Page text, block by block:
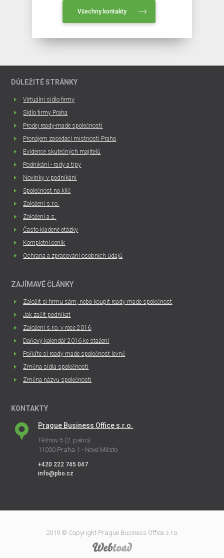
Všechny kontakty
DŮLEŽITÉ STRÁNKY
Virtuální sídlo firmy
Sídlo firmy Praha
Prodej ready-made společností
Pronájem zasedací místnosti Praha
Evidence skutečných majitelů
Podnikání - rady a tipy
Novinky v podnikání
Společnost na klíč
Založení s.r.o.
Založení a.s.
Často kladené otázky
Kompletní ceník
Ochrana a zpracování osobních údajů
ZAJÍMAVÉ ČLÁNKY
Založit si firmu sám, nebo koupit ready made společnost
Jak začít podnikat
Založení s.r.o. v roce 2016
Daňový kalendář 2016 ke stažení
Pořiďte si ready made společnost levně
Změna sídla společnosti
Změna názvu společnosti
KONTAKTY
Prague Business Office s.r.o.
Těšnov 5 (2. patro)
11000 Praha 1 - Nové Město
+420 222 745 047
info@pbo.cz
2019 © Copyright Prague Business Office s.r.o.